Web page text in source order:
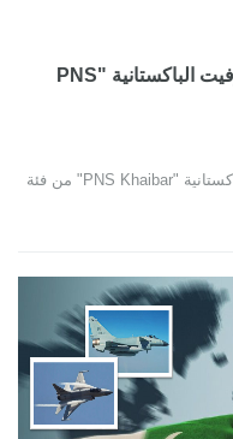
ASFAT تبدأت التجارب البحرية للكورفيت الباكستانية "PNS
ASFAT تبدأت التجارب البحرية للكورفيت الباكستانية "PNS Khaibar" من فئة